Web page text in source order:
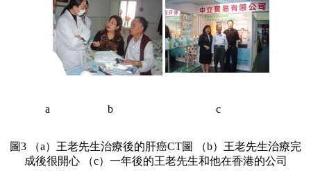
a b c
圖3 （a）王老先生治療後的肝癌CT圖 （b）王老先生治療完
成後很開心 （c）一年後的王老先生和他在香港的公司